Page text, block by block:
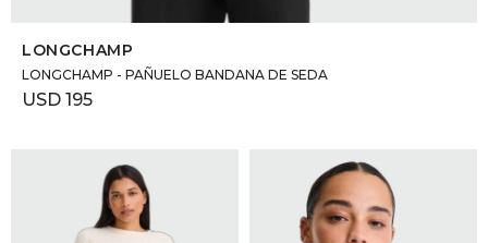
SELECCIONAR TALLE
LONGCHAMP
LONGCHAMP - PAÑUELO BANDANA DE SEDA
USD 195